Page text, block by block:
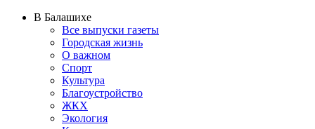
В Балашихе
Все выпуски газеты
Городская жизнь
О важном
Спорт
Культура
Благоустройство
ЖКХ
Экология